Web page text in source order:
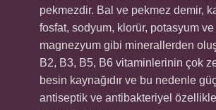
pekmezdir. Bal ve pekmez demir,
fosfat, sodyum, klorür, potasyum ve
magnezyum gibi minerallerden
B2, B3, B5, B6 vitaminlerinin çok
besin kaynağıdır ve bu nedenle
antiseptik ve antibakteriyel